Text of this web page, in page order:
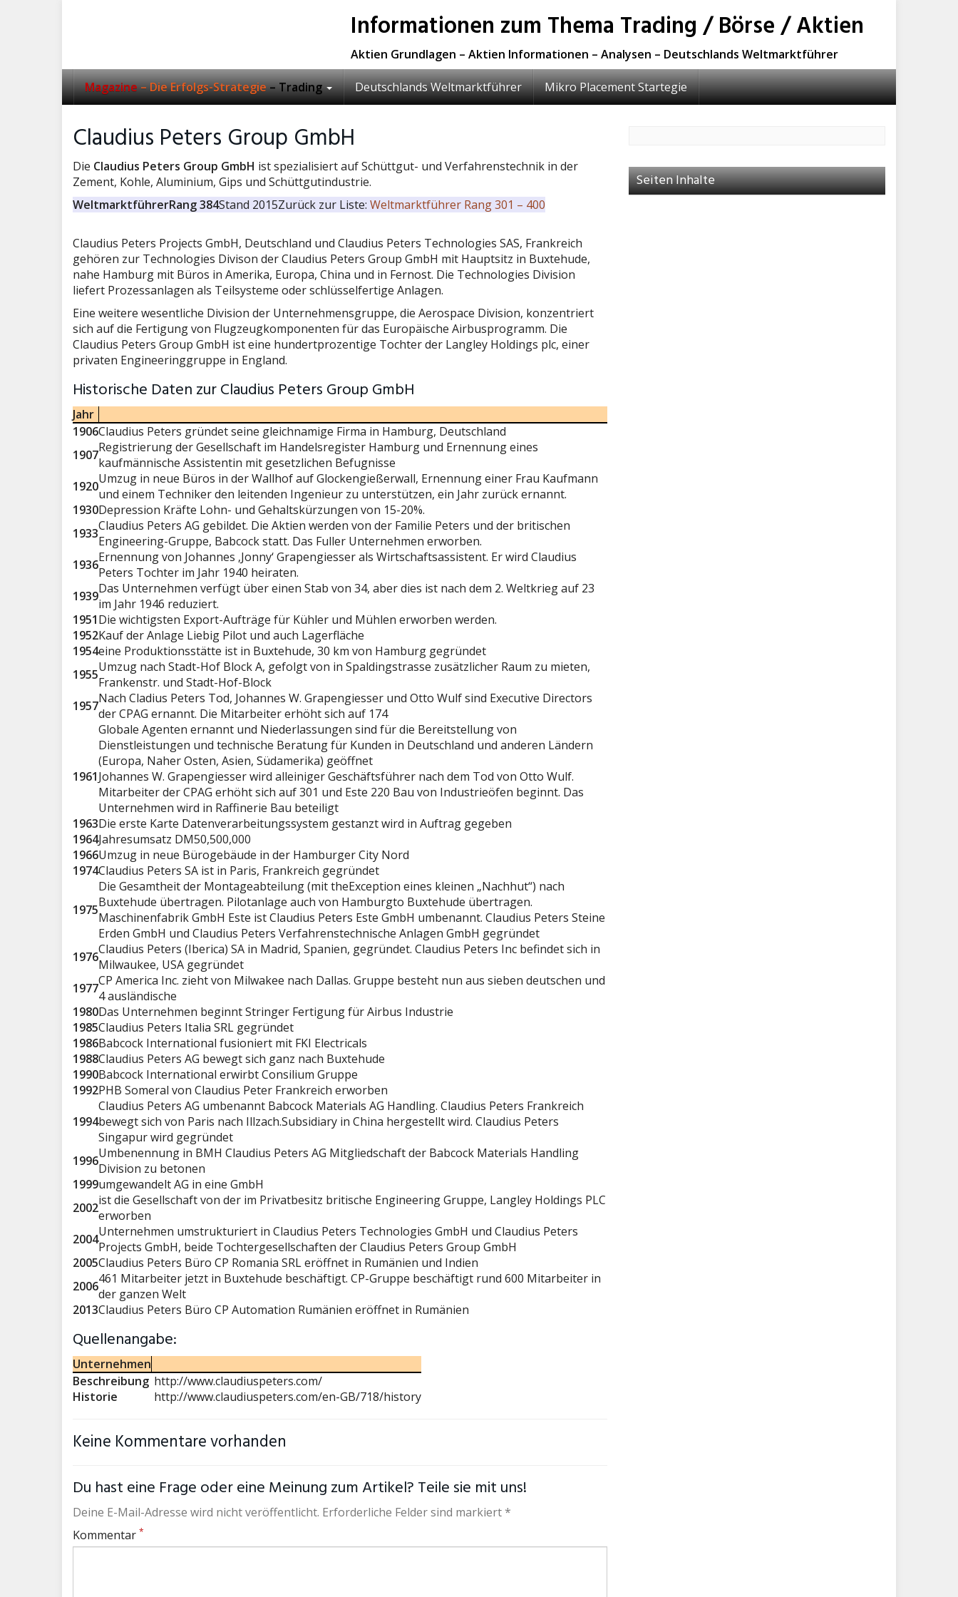
Informationen zum Thema Trading / Börse / Aktien
Aktien Grundlagen – Aktien Informationen – Analysen – Deutschlands Weltmarktführer
Magazine– Die Erfolgs-Strategie– Trading Deutschlands Weltmarktführer Mikro Placement Startegie
Claudius Peters Group GmbH
Die Claudius Peters Group GmbH ist spezialisiert auf Schüttgut- und Verfahrenstechnik in der
Zement, Kohle, Aluminium, Gips und Schüttgutindustrie.
WeltmarktführerRang 384Stand 2015Zurück zur Liste: Weltmarktführer Rang 301 – 400
Claudius Peters Projects GmbH, Deutschland und Claudius Peters Technologies SAS, Frankreich
gehören zur Technologies Divison der Claudius Peters Group GmbH mit Hauptsitz in Buxtehude,
nahe Hamburg mit Büros in Amerika, Europa, China und in Fernost. Die Technologies Division
liefert Prozessanlagen als Teilsysteme oder schlüsselfertige Anlagen.
Eine weitere wesentliche Division der Unternehmensgruppe, die Aerospace Division, konzentriert
sich auf die Fertigung von Flugzeugkomponenten für das Europäische Airbusprogramm. Die
Claudius Peters Group GmbH ist eine hundertprozentige Tochter der Langley Holdings plc, einer
privaten Engineeringgruppe in England.
Historische Daten zur Claudius Peters Group GmbH
Jahr
1906Claudius Peters gründet seine gleichnamige Firma in Hamburg, Deutschland
1907Registrierung der Gesellschaft im Handelsregister Hamburg und Ernennung eines
kaufmännische Assistentin mit gesetzlichen Befugnisse
1920Umzug in neue Büros in der Wallhof auf Glockengießerwall, Ernennung einer Frau Kaufmann
und einem Techniker den leitenden Ingenieur zu unterstützen, ein Jahr zurück ernannt.
1930Depression Kräfte Lohn- und Gehaltskürzungen von 15-20%.
1933Claudius Peters AG gebildet. Die Aktien werden von der Familie Peters und der britischen
Engineering-Gruppe, Babcock statt. Das Fuller Unternehmen erworben.
1936Ernennung von Johannes ‚Jonny‘ Grapengiesser als Wirtschaftsassistent. Er wird Claudius
Peters Tochter im Jahr 1940 heiraten.
1939Das Unternehmen verfügt über einen Stab von 34, aber dies ist nach dem 2. Weltkrieg auf 23
im Jahr 1946 reduziert.
1951Die wichtigsten Export-Aufträge für Kühler und Mühlen erworben werden.
1952Kauf der Anlage Liebig Pilot und auch Lagerfläche
1954eine Produktionsstätte ist in Buxtehude, 30 km von Hamburg gegründet
1955Umzug nach Stadt-Hof Block A, gefolgt von in Spaldingstrasse zusätzlicher Raum zu mieten,
Frankenstr. und Stadt-Hof-Block
1957Nach Cladius Peters Tod, Johannes W. Grapengiesser und Otto Wulf sind Executive Directors
der CPAG ernannt. Die Mitarbeiter erhöht sich auf 174
Globale Agenten ernannt und Niederlassungen sind für die Bereitstellung von
Dienstleistungen und technische Beratung für Kunden in Deutschland und anderen Ländern
(Europa, Naher Osten, Asien, Südamerika) geöffnet
1961Johannes W. Grapengiesser wird alleiniger Geschäftsführer nach dem Tod von Otto Wulf.
Mitarbeiter der CPAG erhöht sich auf 301 und Este 220 Bau von Industrieöfen beginnt. Das
Unternehmen wird in Raffinerie Bau beteiligt
1963Die erste Karte Datenverarbeitungssystem gestanzt wird in Auftrag gegeben
1964Jahresumsatz DM50,500,000
1966Umzug in neue Bürogebäude in der Hamburger City Nord
1974Claudius Peters SA ist in Paris, Frankreich gegründet
1975
Die Gesamtheit der Montageabteilung (mit theException eines kleinen „Nachhut“) nach
Buxtehude übertragen. Pilotanlage auch von Hamburgto Buxtehude übertragen.
Maschinenfabrik GmbH Este ist Claudius Peters Este GmbH umbenannt. Claudius Peters Steine
​​Erden GmbH und Claudius Peters Verfahrenstechnische Anlagen GmbH gegründet
1976Claudius Peters (Iberica) SA in Madrid, Spanien, gegründet. Claudius Peters Inc befindet sich in
Milwaukee, USA gegründet
1977CP America Inc. zieht von Milwakee nach Dallas. Gruppe besteht nun aus sieben deutschen und
4 ausländische
1980Das Unternehmen beginnt Stringer Fertigung für Airbus Industrie
1985Claudius Peters Italia SRL gegründet
1986Babcock International fusioniert mit FKI Electricals
1988Claudius Peters AG bewegt sich ganz nach Buxtehude
1990Babcock International erwirbt Consilium Gruppe
1992PHB Someral von Claudius Peter Frankreich erworben
1994
Claudius Peters AG umbenannt Babcock Materials AG Handling. Claudius Peters Frankreich
bewegt sich von Paris nach Illzach.Subsidiary in China hergestellt wird. Claudius Peters
Singapur wird gegründet
1996Umbenennung in BMH Claudius Peters AG Mitgliedschaft der Babcock Materials Handling
Division zu betonen
1999umgewandelt AG in eine GmbH
2002ist die Gesellschaft von der im Privatbesitz britische Engineering Gruppe, Langley Holdings PLC
erworben
2004Unternehmen umstrukturiert in Claudius Peters Technologies GmbH und Claudius Peters
Projects GmbH, beide Tochtergesellschaften der Claudius Peters Group GmbH
2005Claudius Peters Büro CP Romania SRL eröffnet in Rumänien und Indien
2006461 Mitarbeiter jetzt in Buxtehude beschäftigt. CP-Gruppe beschäftigt rund 600 Mitarbeiter in
der ganzen Welt
2013Claudius Peters Büro CP Automation Rumänien eröffnet in Rumänien
Quellenangabe:
Unternehmen
Beschreibung http://www.claudiuspeters.com/
Historie
http://www.claudiuspeters.com/en-GB/718/history
Keine Kommentare vorhanden
Du hast eine Frage oder eine Meinung zum Artikel? Teile sie mit uns!
Deine E-Mail-Adresse wird nicht veröffentlicht. Erforderliche Felder sind markiert *
Kommentar *
Seiten Inhalte